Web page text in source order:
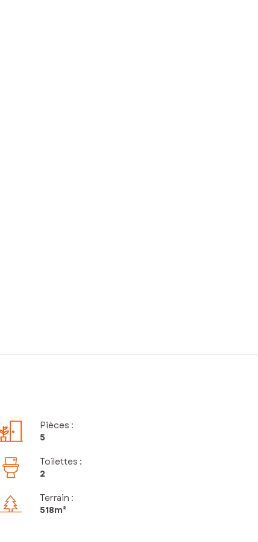
Pièces :
5
Toilettes :
2
Terrain :
518m²